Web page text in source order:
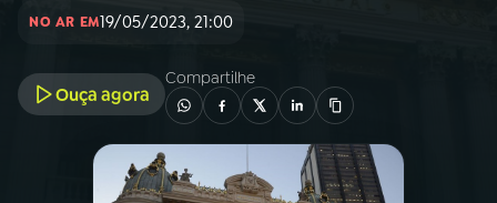
INÍCIO
A RÁDIO
PROGRAMAÇÃO
NO AR EM19/05/2023, 21:00
Ouça agora
Compartilhe